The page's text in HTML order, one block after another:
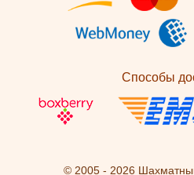
Способы
© 2005 - 2026